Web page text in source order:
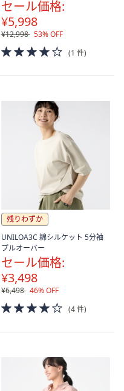
セール価格:
¥5,998
¥12,998 53% OFF
4.0
of
(1 件)
残りわずか
UNILOA3C 綿シルケット 5分袖
プルオーバー
セール価格:
¥3,498
¥6,498 46% OFF
4.0
of
(4 件)